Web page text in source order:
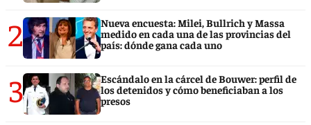
2
Nueva encuesta: Milei, Bullrich y Massa
medido en cada una de las provincias del
país: dónde gana cada uno
3
Escándalo en la cárcel de Bouwer: perfil de
los detenidos y cómo beneficiaban a los
presos